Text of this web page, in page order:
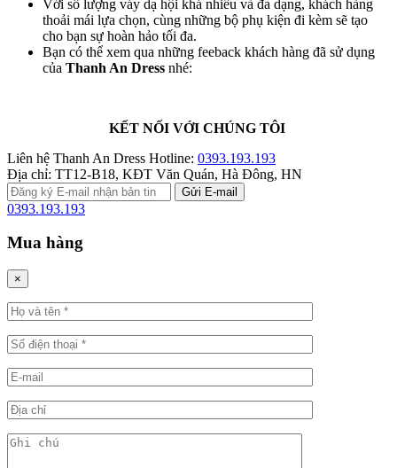
Với số lượng váy dạ hội khá nhiều và đa dạng, khách hàng
thoải mái lựa chọn, cùng những bộ phụ kiện đi kèm sẽ tạo
cho bạn sự hoàn hảo tối đa.
Bạn có thể xem qua những feeback khách hàng đã sử dụng
của Thanh An Dress nhé:
KẾT NỐI VỚI CHÚNG TÔI
Liên hệ Thanh An Dress Hotline: 0393.193.193
Địa chỉ: TT12-B18, KĐT Văn Quán, Hà Đông, HN
0393.193.193
Mua hàng
×